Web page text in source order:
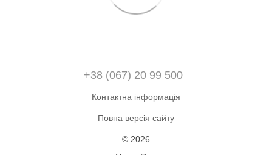
+38 (067) 20 99 500
Контактна інформація
Повна версія сайту
© 2026